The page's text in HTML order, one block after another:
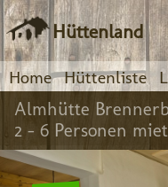
Hüttenland
Home Hüttenliste
Almhütte
2 - 6 Personen